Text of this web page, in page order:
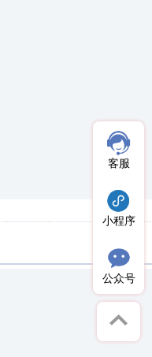
客服
小程序
公众号